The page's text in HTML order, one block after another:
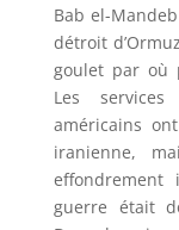
Bab el-
détroit
goulet par où
Les
américains
iranienne,
effondrement
guerre était